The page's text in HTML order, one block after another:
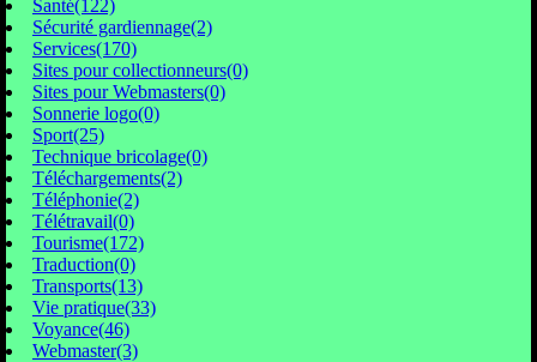
Santé(122)
Sécurité gardiennage(2)
Services(170)
Sites pour collectionneurs(0)
Sites pour Webmasters(0)
Sonnerie logo(0)
Sport(25)
Technique bricolage(0)
Téléchargements(2)
Téléphonie(2)
Télétravail(0)
Tourisme(172)
Traduction(0)
Transports(13)
Vie pratique(33)
Voyance(46)
Webmaster(3)